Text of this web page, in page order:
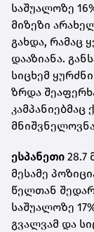
საშუალოზე
მიზეზი
გახდა, რამაც
დააზიანა.
სიცხემ
ზრდა
ესპანეთი
მესამე
წელთან
საშუალოზე
გვალვამ და